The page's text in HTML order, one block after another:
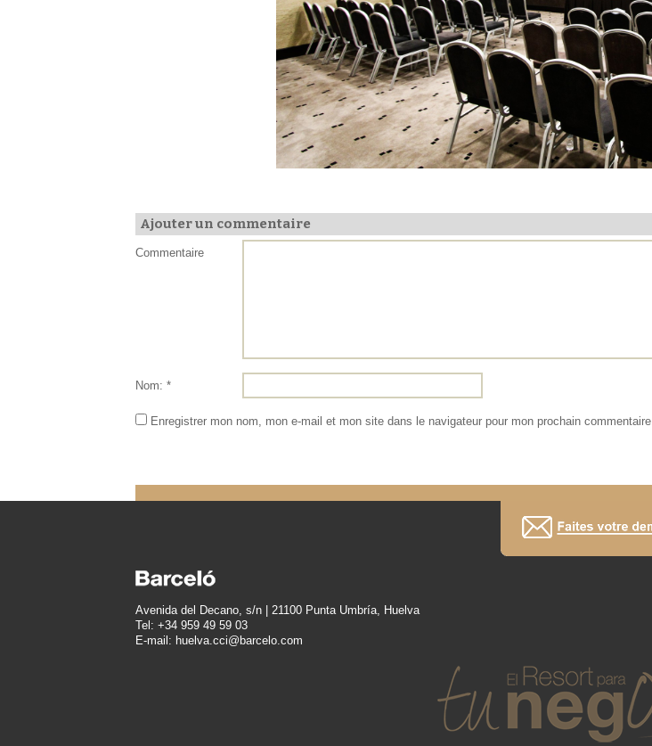
Ajouter un commentaire
Commentaire
Nom: *
Enregistrer mon nom, mon e-mail et mon site dans le navigateur pour mon prochain commentaire.
Avenida del Decano, s/n | 21100 Punta Umbría, Huelva
Tel: +34 959 49 59 03
E-mail: huelva.cci@barcelo.com